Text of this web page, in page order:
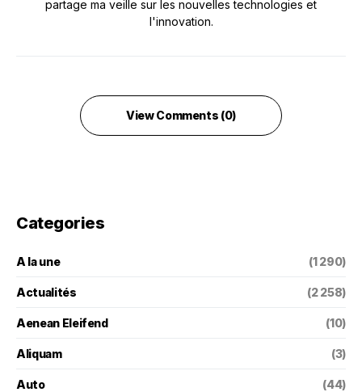
partage ma veille sur les nouvelles technologies et
l'innovation.
View Comments (0)
Categories
A la une (1 290)
Actualités (2 258)
Aenean Eleifend (10)
Aliquam (3)
Auto (44)